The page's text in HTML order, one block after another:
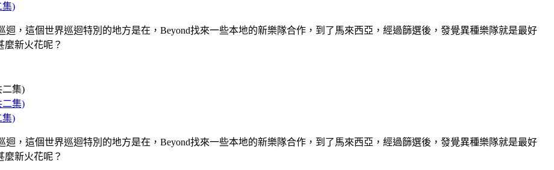
集)
迴，這個世界巡迴特別的地方是在，Beyond找來一些本地的新樂隊合作，到了馬來西亞，經過篩選後，發覺異種樂隊就是最好
麼新火花呢？
集)
迴，這個世界巡迴特別的地方是在，Beyond找來一些本地的新樂隊合作，到了馬來西亞，經過篩選後，發覺異種樂隊就是最好
麼新火花呢？